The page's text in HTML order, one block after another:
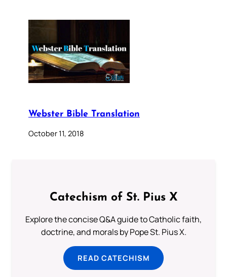
Webster Bible Translation
October 11, 2018
Catechism of St. Pius X
Explore the concise Q&A guide to Catholic faith,
doctrine, and morals by Pope St. Pius X.
READ CATECHISM